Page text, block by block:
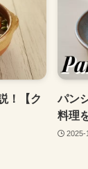
！【ク
パン
料理
2025-